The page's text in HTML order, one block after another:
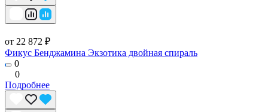
от 22 872 ₽
Фикус Бенджамина Экзотика двойная спираль
0
0
Подробнее